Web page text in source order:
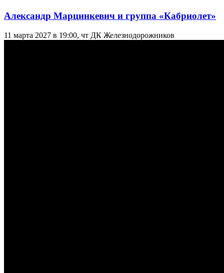
Александр Марцинкевич и группа «Кабриолет»
11 марта 2027 в 19:00, чт ДК Железнодорожников